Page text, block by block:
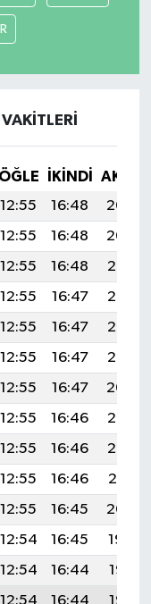
ÖĞLE İKINDI
12:55 16:48
20:09
12:55 16:48
20:09
12:55 16:48
20:08
12:55 16:47
20:07
12:55 16:47
20:06
12:55 16:47
20:05
12:55 16:47
20:04
12:55 16:46
20:03
12:55 16:46
20:02
12:55 16:46
20:01
12:55 16:45
20:00
12:54 16:45
19:59
12:54 16:44
19:58